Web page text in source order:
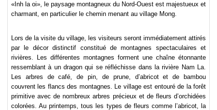
«Inh la oi», le paysage montagneux du Nord-Ouest est majestueux et
charmant, en particulier le chemin menant au village Mong.
Lors de la visite du village, les visiteurs seront immédiatement attirés
par le décor distinctif constitué de montagnes spectaculaires et
rivières. Les différentes montagnes forment une chaîne étonnante
ressemblant à un dragon qui se réfléchisse dans la rivière Nam La.
Les arbres de café, de pin, de prune, d’abricot et de bambou
couvrent les flancs des montagnes. Le village est entouré de la forêt
primitive avec de nombreux arbres précieux et de fleurs d’orchidées
colorées. Au printemps, tous les types de fleurs comme l’abricot, la